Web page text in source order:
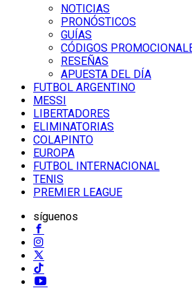
NOTICIAS
PRONÓSTICOS
GUÍAS
CÓDIGOS
RESEÑAS
APUESTA DEL DÍA
FUTBOL ARGENTINO
MESSI
LIBERTADORES
ELIMINATORIAS
COLAPINTO
EUROPA
FUTBOL INTERNACIONAL
TENIS
PREMIER LEAGUE
síguenos